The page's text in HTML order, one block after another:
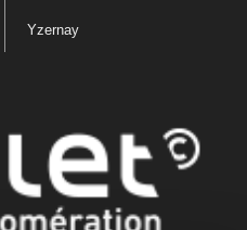
Yzernay